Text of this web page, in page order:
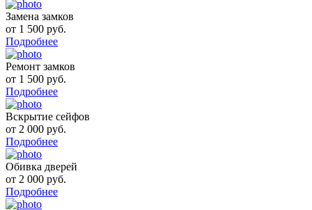
Замена замков
от 1 500 руб.
Подробнее
Ремонт замков
от 1 500 руб.
Подробнее
Вскрытие сейфов
от 2 000 руб.
Подробнее
Обивка дверей
от 2 000 руб.
Подробнее